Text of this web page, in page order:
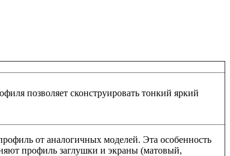
позволяет сконструировать тонкий яркий
от аналогичных моделей. Эта особенность
профиль заглушки и экраны (матовый,